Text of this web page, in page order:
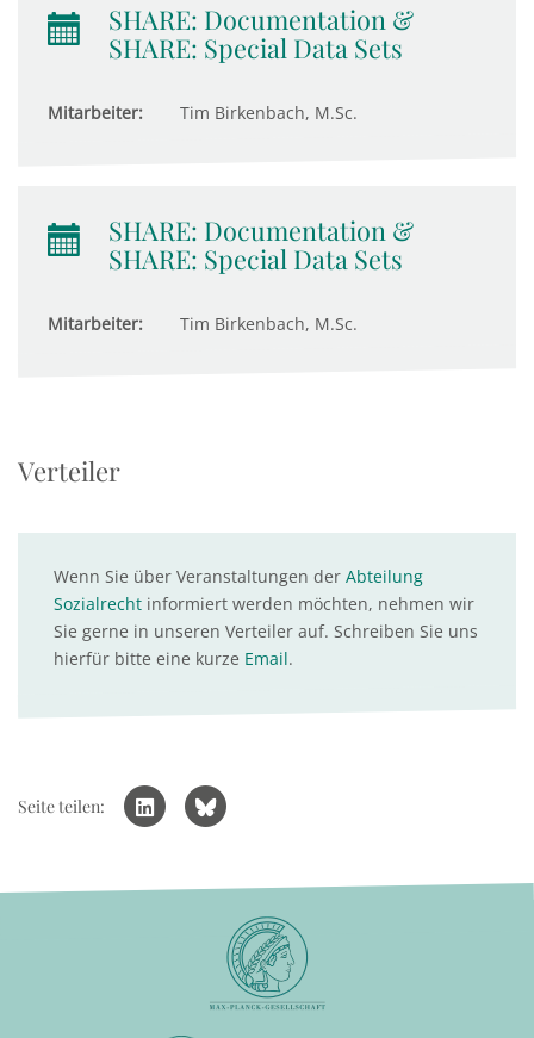
SHARE: Documentation &
SHARE: Special Data Sets
Mitarbeiter: Tim Birkenbach, M.Sc.
SHARE: Documentation &
SHARE: Special Data Sets
Mitarbeiter: Tim Birkenbach, M.Sc.
Verteiler
Wenn Sie über Veranstaltungen der Abteilung
Sozialrecht informiert werden möchten, nehmen wir
Sie gerne in unseren Verteiler auf. Schreiben Sie uns
hierfür bitte eine kurze Email.
Seite teilen: